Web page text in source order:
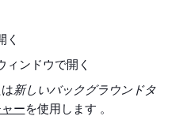
く
ィンドウで開く
新しいバックグラウンドタ
ーを使用します 。